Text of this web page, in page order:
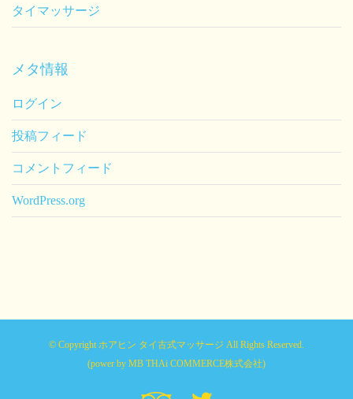
タイマッサージ
メタ情報
ログイン
投稿フィード
コメントフィード
WordPress.org
© Copyright ホアヒン タイ古式マッサージ All Rights Reserved.
(power by MB THAi COMMERCE株式会社)